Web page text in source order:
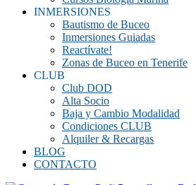
INMERSIONES
Bautismo de Buceo
Inmersiones Guiadas
Reactívate!
Zonas de Buceo en Tenerife
CLUB
Club DOD
Alta Socio
Baja y Cambio Modalidad
Condiciones CLUB
Alquiler & Recargas
BLOG
CONTACTO